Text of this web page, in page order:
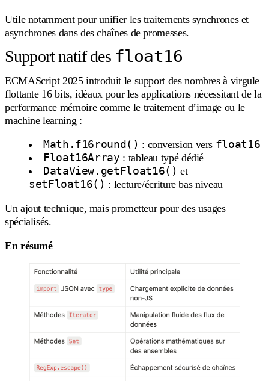
Utile notamment pour unifier les traitements synchrones et
asynchrones dans des chaînes de promesses.
Support natif des float16
ECMAScript 2025 introduit le support des nombres à virgule
flottante 16 bits, idéaux pour les applications nécessitant de la
performance mémoire comme le traitement d’image ou le
machine learning :
Math.f16round() : conversion vers float16
Float16Array : tableau typé dédié
DataView.getFloat16() et
setFloat16() : lecture/écriture bas niveau
Un ajout technique, mais prometteur pour des usages
spécialisés.
En résumé